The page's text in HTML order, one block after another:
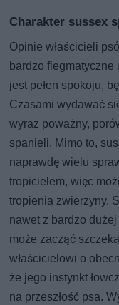
Charakter sussex
Opinie właścicieli
bardzo flegmatyczne
jest pełen spokoju,
Czasami wydawać
wyraz poważny,
spanieli. Mimo to,
naprawdę wielu
tropicielem, więc
tropienia zwierzyny.
nawet z bardzo
może zacząć
właścicielowi o
że jego instynkt
na przeszłość psa.